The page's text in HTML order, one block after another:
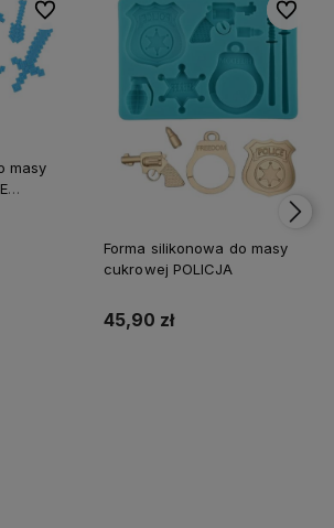
masy
Do ulubionych
Do ulubionych
Forma silikonowa do masy
cukrowej POLICJA
45,90 zł
Do
Do